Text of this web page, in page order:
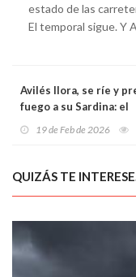
estado de las
El temporal sigue. Y
Avilés llora, se ríe y
fuego a su Sardina: el
19 de Feb de 2026
QUIZÁS TE